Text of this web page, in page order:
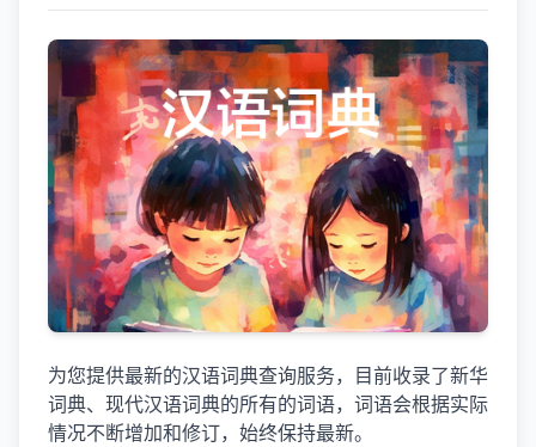
为您提供最新的汉语词典查询服务，目前收录了新华
词典、现代汉语词典的所有的词语，词语会根据实际
情况不断增加和修订，始终保持最新。